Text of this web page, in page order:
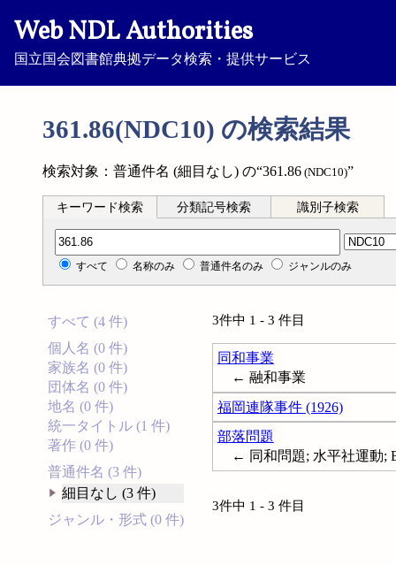
Web NDL Authorities
国立国会図書館典拠データ検索・提供サービス
361.86(NDC10) の検索結果
検索対象：普通件名 (細目なし) の“361.86 (NDC10)”
キーワード検索 分類記号検索 識別子検索
分類記号検索
すべて 名称のみ 普通件名のみ ジャンルのみ
すべて (4 件)
個人名 (0 件)
家族名 (0 件)
団体名 (0 件)
地名 (0 件)
統一タイトル (1 件)
著作 (0 件)
普通件名 (3 件)
細目なし (3 件)
ジャンル・形式 (0 件)
3件中 1 - 3 件目
同和事業
← 融和事業
福岡連隊事件 (1926)
部落問題
← 同和問題; 水平社運動;
3件中 1 - 3 件目